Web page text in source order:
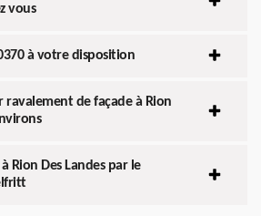
vous
à votre disposition
de façade à Rion
Rion Des Landes par le